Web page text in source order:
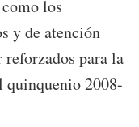
los
y de atención
para la
quinquenio 2008-